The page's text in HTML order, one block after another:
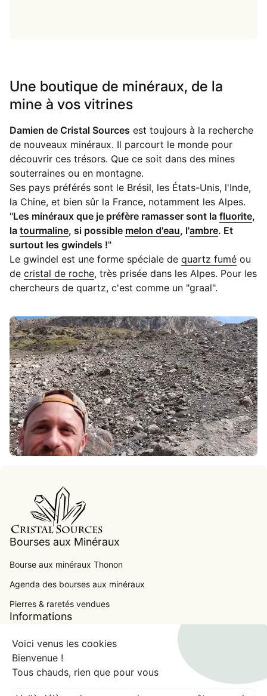
Une boutique de minéraux, de la
mine à vos vitrines
Damien de Cristal Sources est toujours à la recherche
de nouveaux minéraux. Il parcourt le monde pour
découvrir ces trésors. Que ce soit dans des mines
souterraines ou en montagne.
Ses pays préférés sont le Brésil, les États-Unis, l'Inde,
la Chine, et bien sûr la France, notamment les Alpes.
"Les minéraux que je préfère ramasser sont la fluorite,
la tourmaline, si possible melon d'eau, l'ambre. Et
surtout les gwindels !"
Le gwindel est une forme spéciale de quartz fumé ou
de cristal de roche, très prisée dans les Alpes. Pour les
chercheurs de quartz, c'est comme un "graal".
Bourses aux Minéraux
Bourse aux minéraux Thonon
Agenda des bourses aux minéraux
Pierres & raretés vendues
Informations
Contact
Conditions Générales de Ventes
Mentions Légales
Voici venus les cookies
Bienvenue !
Tous chauds, rien que pour vous